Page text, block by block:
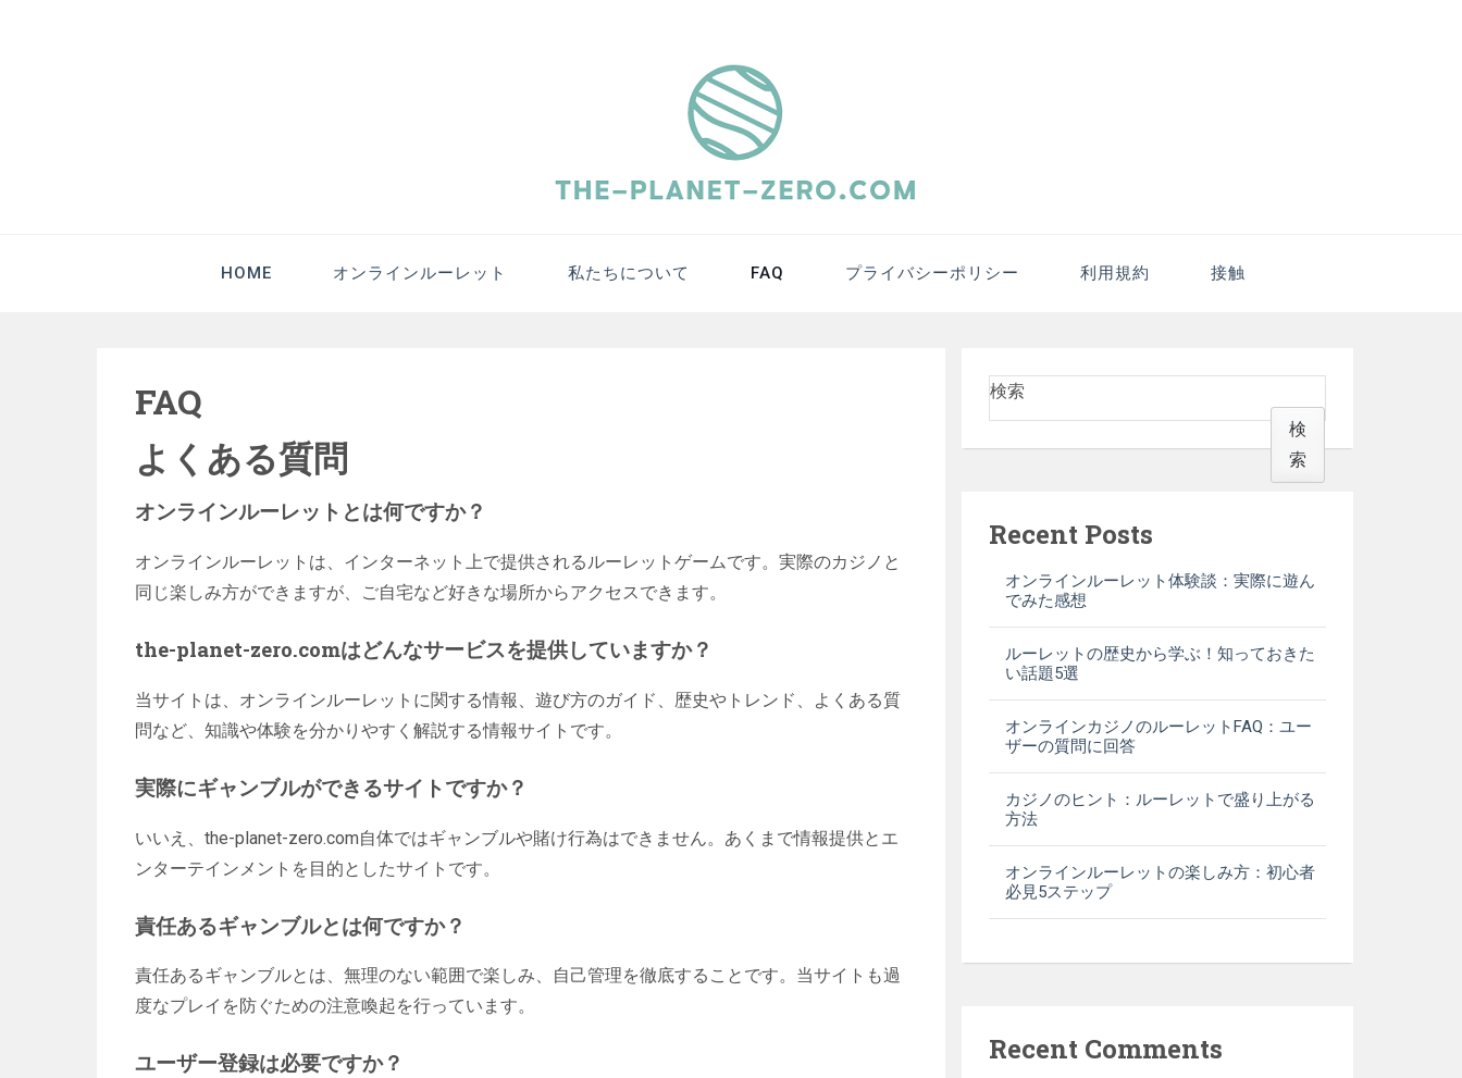
The-Planet-Zero.com – オンラインルーレッ
HOME オンラインルーレット 私たちについて FAQ プライバシーポリシー 利用規約 接触
FAQ
よくある質問
オンラインルーレットとは何ですか？
オンラインルーレットは、インターネット上で提供されるルーレットゲームです。実際のカジノと
同じ楽しみ方ができますが、ご自宅など好きな場所からアクセスできます。
the-planet-zero.comはどんなサービスを提供していますか？
当サイトは、オンラインルーレットに関する情報、遊び方のガイド、歴史やトレンド、よくある質
問など、知識や体験を分かりやすく解説する情報サイトです。
実際にギャンブルができるサイトですか？
いいえ、the-planet-zero.com自体ではギャンブルや賭け行為はできません。あくまで情報提供とエ
ンターテインメントを目的としたサイトです。
責任あるギャンブルとは何ですか？
責任あるギャンブルとは、無理のない範囲で楽しみ、自己管理を徹底することです。当サイトも過
度なプレイを防ぐための注意喚起を行っています。
ユーザー登録は必要ですか？
検索
検
索
Recent Posts
オンラインルーレット体験談：実際に遊ん
でみた感想
ルーレットの歴史から学ぶ！知っておきた
い話題5選
オンラインカジノのルーレットFAQ：ユー
ザーの質問に回答
カジノのヒント：ルーレットで盛り上がる
方法
オンラインルーレットの楽しみ方：初心者
必見5ステップ
Recent Comments